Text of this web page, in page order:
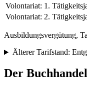
Volontariat: 1.
Volontariat: 2.
Ausbildungsvergütung,
Älterer Tarifstand:
Der